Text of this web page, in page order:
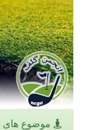
موضوع های